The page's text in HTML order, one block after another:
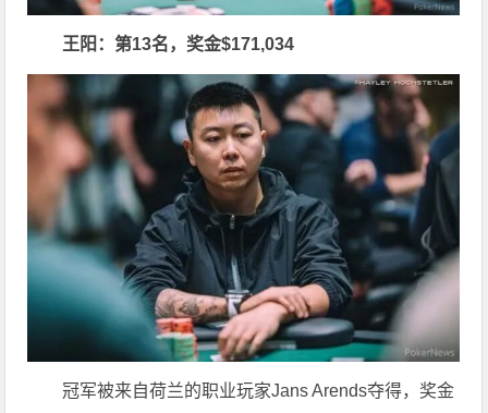
王阳 ：第13名，奖金$171,034
冠军被来自荷兰的职业玩家Jans Arends夺得，奖金